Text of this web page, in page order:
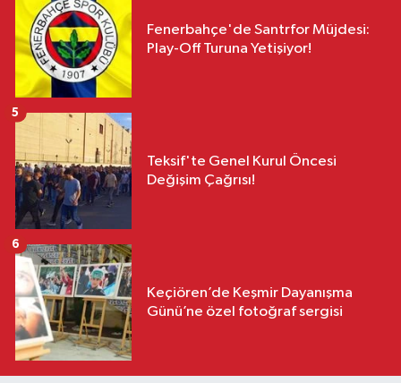
Fenerbahçe'de Santrfor Müjdesi:
Play-Off Turuna Yetişiyor!
Teksif'te Genel Kurul Öncesi
Değişim Çağrısı!
5
Keçiören’de Keşmir Dayanışma
Günü’ne özel fotoğraf sergisi
6